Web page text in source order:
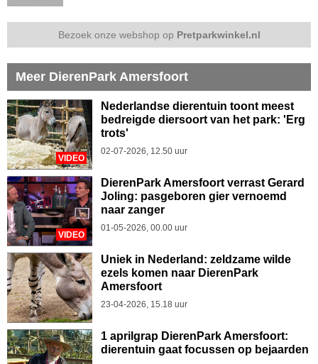
Bezoek onze webshop op Pretparkwinkel.nl
Meer DierenPark Amersfoort
VIDEO
Nederlandse dierentuin toont meest
bedreigde diersoort van het park: 'Erg
trots'
02-07-2026, 12.50 uur
VIDEO
DierenPark Amersfoort verrast Gerard
Joling: pasgeboren gier vernoemd
naar zanger
01-05-2026, 00.00 uur
Uniek in Nederland: zeldzame wilde
ezels komen naar DierenPark
Amersfoort
23-04-2026, 15.18 uur
1 aprilgrap DierenPark Amersfoort:
dierentuin gaat focussen op bejaarden